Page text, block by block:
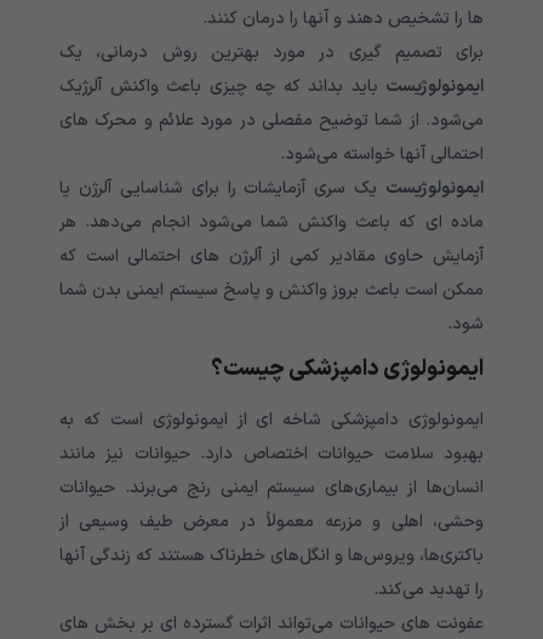
ها را تشخیص دهند و آنها را درمان کنند.
برای تصمیم گیری در مورد بهترین روش درمانی، یک
ایمونولوژیست باید بداند که چه چیزی باعث واکنش آلرژیک
می‌‌‌‌‌‌‌‌‌‌‌‌‌شود. از شما توضیح مفصلی در مورد علائم و محرک های
احتمالی آنها خواسته می‌‌‌‌‌‌‌‌‌‌‌‌‌شود.
ایمونولوژیست یک سری آزمایشات را برای شناسایی آلرژن یا
ماده ای که باعث واکنش شما می‌‌‌‌‌‌‌‌‌‌‌‌‌شود انجام می‌‌‌‌‌‌‌‌‌‌‌‌‌دهد. هر
آزمایش حاوی مقادیر کمی‌‌‌‌‌‌‌‌‌‌‌‌‌ از آلرژن های احتمالی است که
ممکن است باعث بروز واکنش و پاسخ سیستم ایمنی بدن شما
شود.
ایمونولوژی دامپزشکی چیست؟
ایمونولوژی دامپزشکی شاخه ای از ایمونولوژی است که به
بهبود سلامت حیوانات اختصاص دارد. حیوانات نیز مانند
انسان‌ها از بیماری‌های سیستم ایمنی رنج می‌‌‌‌‌‌‌‌‌‌‌‌‌برند. حیوانات
وحشی، اهلی و مزرعه معمولاً در معرض طیف وسیعی از
باکتری‌ها، ویروس‌ها و انگل‌های خطرناک هستند که زندگی آنها
را تهدید می‌کند.
عفونت های حیوانات می‌‌‌‌‌‌‌‌‌‌‌‌‌تواند اثرات گسترده ای بر بخش های